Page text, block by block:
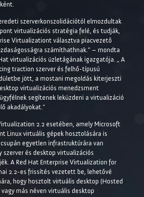
szerverkonszolidációtól elmozdultak
virtualizációs stratégia felé, és tudják,
Virtualizationt választva piacvezető
számíthathnak.” – mondta
virtualizációs üzletágának igazgatója. „ A
traction szerver és felhő-típusú
jött, a mostani megoldás kiterjeszti
virtualizációs menedzsment
segítenek leküzdeni a virtualizáció
akadályokat."
2.2 esetében, amely Microsoft
Linux virtuális gépek hosztolására is
egyetlen infrastruktúrára van
szerver és desktop virtualizációs
A Red Hat Enterprise Virtualization for
2.2-es frissítés vezetett be, lehetővé
hogy hosztolt virtuális desktop (Hosted
más néven virtuális desktop